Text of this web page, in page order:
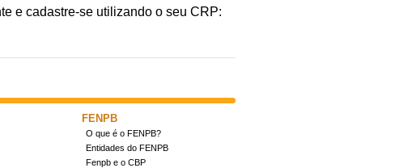
e cadastre-se utilizando o seu CRP:
FENPB
O que é o FENPB?
Entidades do FENPB
Fenpb e o CBP